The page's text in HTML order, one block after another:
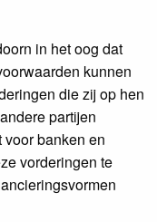
in het oog dat
kunnen
die zij op hen
partijen
voor banken en
vorderingen te